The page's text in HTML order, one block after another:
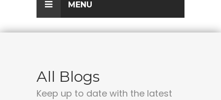
MENU
All Blogs
Keep up to date with the latest